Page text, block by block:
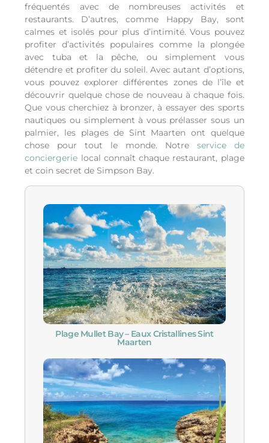
fréquentés avec de nombreuses activités et
restaurants. D’autres, comme Happy Bay, sont
calmes et isolés pour plus d’intimité. Vous pouvez
profiter d’activités populaires comme la plongée
avec tuba et la pêche, ou simplement vous
détendre et profiter du soleil. Avec autant d’options,
vous pouvez explorer différentes zones de l’île et
découvrir quelque chose de nouveau à chaque fois.
Que vous cherchiez à bronzer, à essayer des sports
nautiques ou simplement à vous prélasser sous un
palmier, les plages de Sint Maarten ont quelque
chose pour tout le monde. Notre service de
conciergerie local connaît chaque restaurant, plage
et coin secret de Simpson Bay.
Plage Mullet Bay – Eaux Cristallines Sint
Maarten